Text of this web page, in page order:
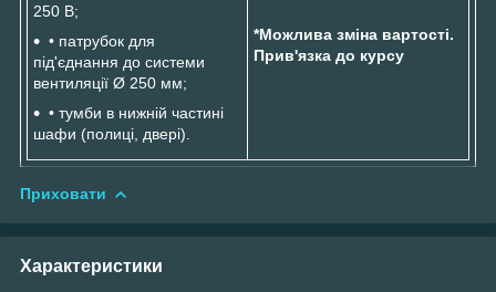
250 В;
• патрубок для
під'єднання до системи
вентиляції Ø 250 мм;
• тумби в нижній частині
шафи (полиці, двері).
*Можлива зміна вартості.
Прив'язка до курсу
Приховати
Характеристики